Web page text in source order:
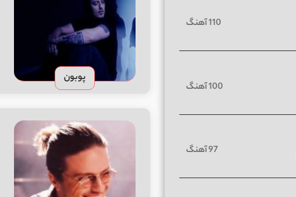
پوبون
110 آهنگ
100 آهنگ
97 آهنگ